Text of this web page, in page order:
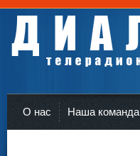
О нас Наша команда